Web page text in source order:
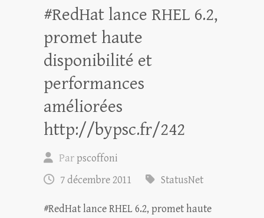
#RedHat lance RHEL 6.2,
promet haute
disponibilité et
performances
améliorées
http://bypsc.fr/242
Par pscoffoni
7 décembre 2011
StatusNet
#RedHat lance RHEL 6.2, promet haute